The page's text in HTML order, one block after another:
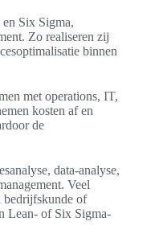
Six Sigma,
Zo realiseren zij
binnen
met operations, IT,
kosten af en
de
data-analyse,
Veel
bedrijfskunde of
Lean- of Six Sigma-